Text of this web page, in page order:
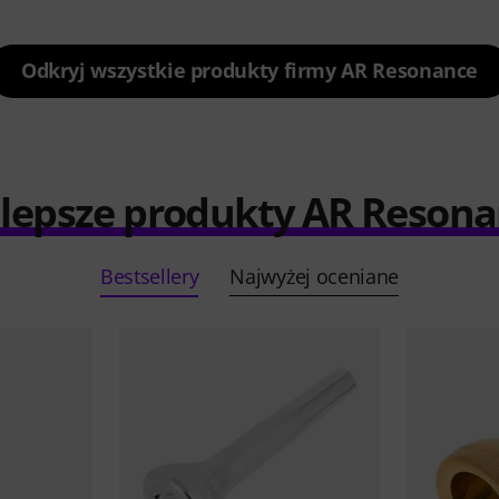
Odkryj wszystkie produkty firmy AR Resonance
produkty AR
Bestsellery Najwyżej oceniane